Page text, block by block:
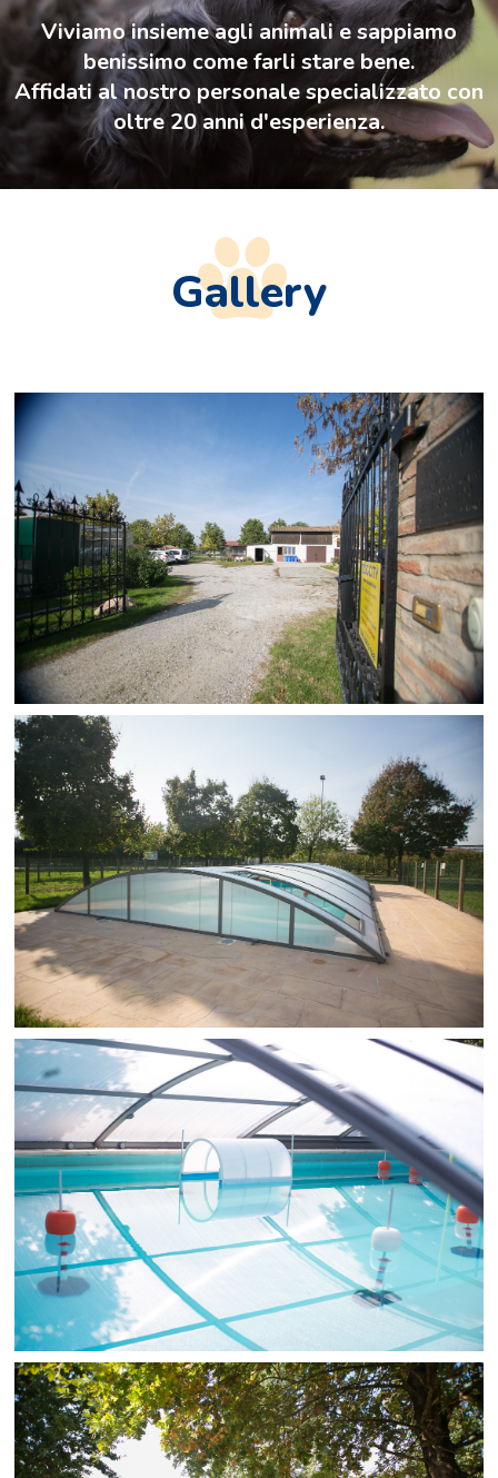
Viviamo insieme agli animali e sappiamo
benissimo come farli stare bene.
Affidati al nostro personale specializzato con
oltre 20 anni d'esperienza.
Gallery